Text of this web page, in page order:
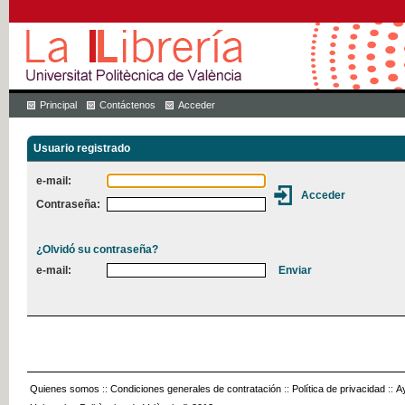
Principal Contáctenos Acceder
Usuario registrado
e-mail:
Contraseña:
¿Olvidó su contraseña?
e-mail:
Quienes somos :: Condiciones generales de contratación :: Política de privacidad ::